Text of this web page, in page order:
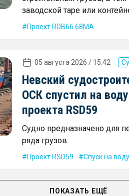
заводской таре или
Проект RDB66.68МА
05 августа 2026 / 15:42
Невский
ОСК спустил на
проекта RSD59
Судно предназначено для
ряда грузов.
Проект RSD59 Спуск на воду
ПОКАЗАТЬ ЕЩЁ